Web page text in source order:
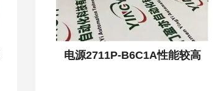
电源2711P-B6C1A性能较高